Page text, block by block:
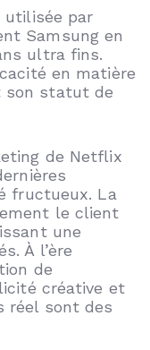
utilisée par
Samsung en
ultra fins.
en matière
son statut de
de Netflix
fructueux. La
le client
une
À l’ère
de
créative et
réel sont des